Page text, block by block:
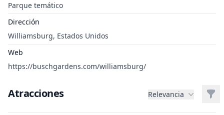
Parque temático
Dirección
Williamsburg, Estados Unidos
Web
https://buschgardens.com/williamsburg/
Atracciones Relevancia